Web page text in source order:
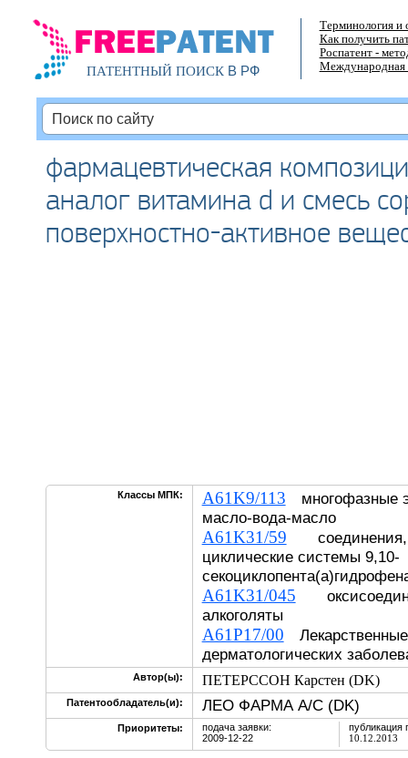
ПАТЕНТНЫЙ ПОИСКВ РФ
Терминология и
Как получить
Роспатент -
Международная
фармацевтическая
аналог витамина d и смесь
поверхностно-активное
Классы МПК: A61K9/113 многофазные
масло-вода-масло
A61K31/59 соединения,
циклические системы 9,10-
A61K31/045
алкоголяты
A61P17/00
дерматологических
Автор(ы): ПЕТЕРССОН Карстен (DK)
Патентообладатель(и): ЛЕО ФАРМА А/С (DK)
Приоритеты:
подача заявки:
2009-12-22
публикация
10.12.2013